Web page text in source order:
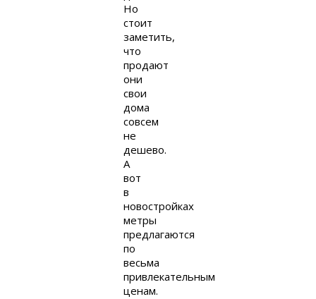
Но
стоит
заметить,
что
продают
они
свои
дома
совсем
не
дешево.
А
вот
в
новостройках
метры
предлагаются
по
весьма
привлекательным
ценам.